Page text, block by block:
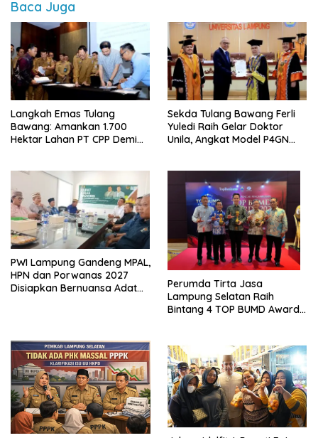
Baca Juga
Langkah Emas Tulang
Bawang: Amankan 1.700
Hektar Lahan PT CPP Demi
Sekda Tulang Bawang Ferli
Yuledi Raih Gelar Doktor
Unila, Angkat Model P4GN
PWI Lampung Gandeng MPAL,
HPN dan Porwanas 2027
Disiapkan Bernuansa Adat
Perumda Tirta Jasa
Lampung Selatan Raih
Bintang 4 TOP BUMD Awards